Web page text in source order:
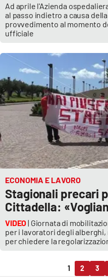
Ad aprile l'Azienda
al passo indietro a causa
provvedimento al momento
ufficiale
ECONOMIA E LAVORO
Stagionali precari
Cittadella:
VIDEO| Giornata di
per i lavoratori degli
per chiedere la
1 2 3